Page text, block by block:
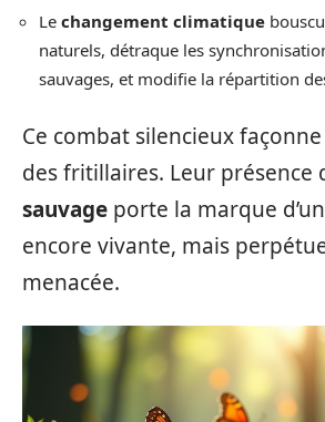
Le changement climatique
naturels, détraque les
sauvages, et modifie la répartition
Ce combat silencieux
des fritillaires. Leur présence
sauvage porte la marque
encore vivante, mais
menacée.